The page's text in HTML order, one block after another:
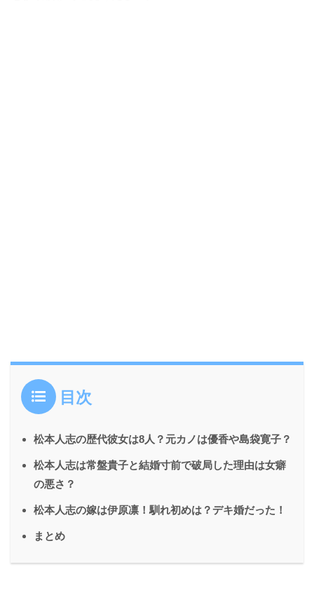
目次
松本人志の歴代彼女は8人？元カノは優香や島袋寛子？
松本人志は常盤貴子と結婚寸前で破局した理由は女癖
の悪さ？
松本人志の嫁は伊原凛！馴れ初めは？デキ婚だった！
まとめ